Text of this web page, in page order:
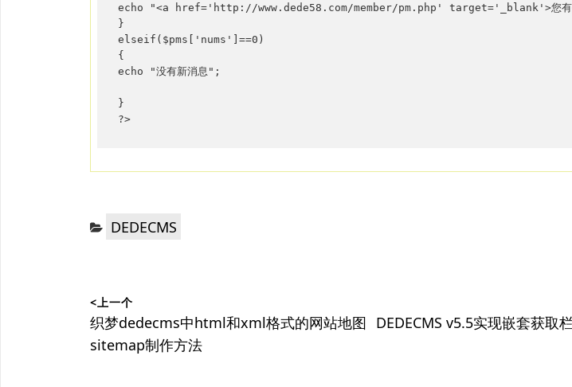
echo "<a href='http://www.dede58.com/member/pm.php' target='_blank'>您有
}
elseif($pms['nums']==0)
{
echo "没有新消息";
}
?>
分 DEDECMS
章
导
<上一个
上
篇
织梦dedecms中html和xml格式的网站地图
sitemap制作方法
下
DEDECMS v5.5实现嵌套获取